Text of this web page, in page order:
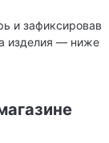
и зафиксировав
изделия — ниже